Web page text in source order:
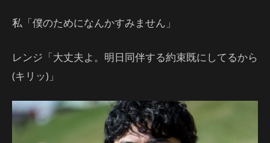
私「僕のためになんかすみません」
レンジ「大丈夫よ。明日同伴する約束既にしてるから
(キリッ)」